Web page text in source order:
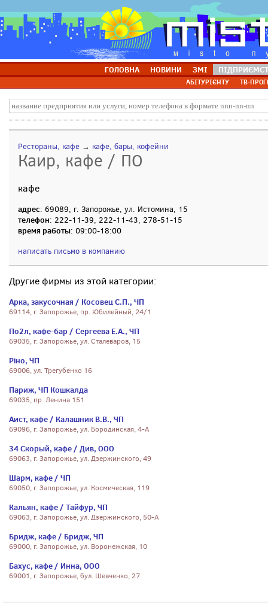
ГОЛОВНА НОВИНИ ЗМІ
АБІТУРІЄНТУ ТВ-
Рестораны, кафе → кафе, бары, кофейни
Каир, кафе / ПО
кафе
адрес: 69089, г. Запорожье, ул. Истомина, 15
телефон: 222-11-39, 222-11-43, 278-51-15
время работы: 09:00-18:00
написать письмо в компанию
Другие фирмы из этой категории:
Арка, закусочная / Косовец С.П., ЧП
69114, г. Запорожье, пр. Юбилейный, 24/1
По2л, кафе-бар / Сергеева Е.А., ЧП
69035, г. Запорожье, ул. Сталеваров, 15
Рiно, ЧП
69006, ул. Трегубенко 16
Париж, ЧП Кошкалда
69035, пр. Ленина 151
Аист, кафе / Калашник В.В., ЧП
69096, г. Запорожье, ул. Бородинская, 4-А
34 Скорый, кафе / Див, ООО
69063, г. Запорожье, ул. Дзержинского, 49
Шарм, кафе / ЧП
69050, г. Запорожье, ул. Космическая, 119
Кальян, кафе / Тайфур, ЧП
69063, г. Запорожье, ул. Дзержинского, 50-А
Бридж, кафе / Бридж, ЧП
69000, г. Запорожье, ул. Воронежская, 10
Бахус, кафе / Инна, ООО
69001, г. Запорожье, бул. Шевченко, 27